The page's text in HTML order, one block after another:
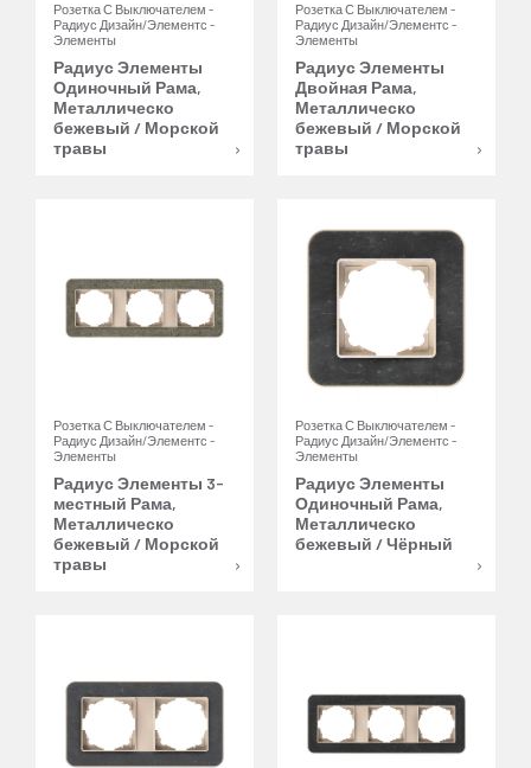
Розетка С Выключателем -
Радиус Дизайн/Элементс -
Элементы
Радиус Элементы
Одиночный Рама,
Металлическо
бежевый / Морской
травы
Розетка С Выключателем -
Радиус Дизайн/Элементс -
Элементы
Радиус Элементы
Двойная Рама,
Металлическо
бежевый / Морской
травы
Розетка С Выключателем -
Радиус Дизайн/Элементс -
Элементы
Радиус Элементы 3-
местный Рама,
Металлическо
бежевый / Морской
травы
Розетка С Выключателем -
Радиус Дизайн/Элементс -
Элементы
Радиус Элементы
Одиночный Рама,
Металлическо
бежевый / Чёрный